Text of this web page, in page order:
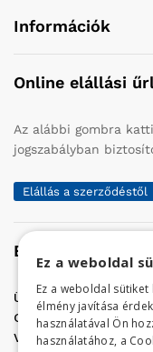
Információk
Online elállási
Az alábbi gombra
jogszabályban
Elállás a szerződéstől
Elérhetőség
Üzletünk címe:
Golf Center Áruház:
VÁR-Kert Áruház: 06
Ez a weboldal
Ez a weboldal
élmény javítása
használatával Ön
használatához, a